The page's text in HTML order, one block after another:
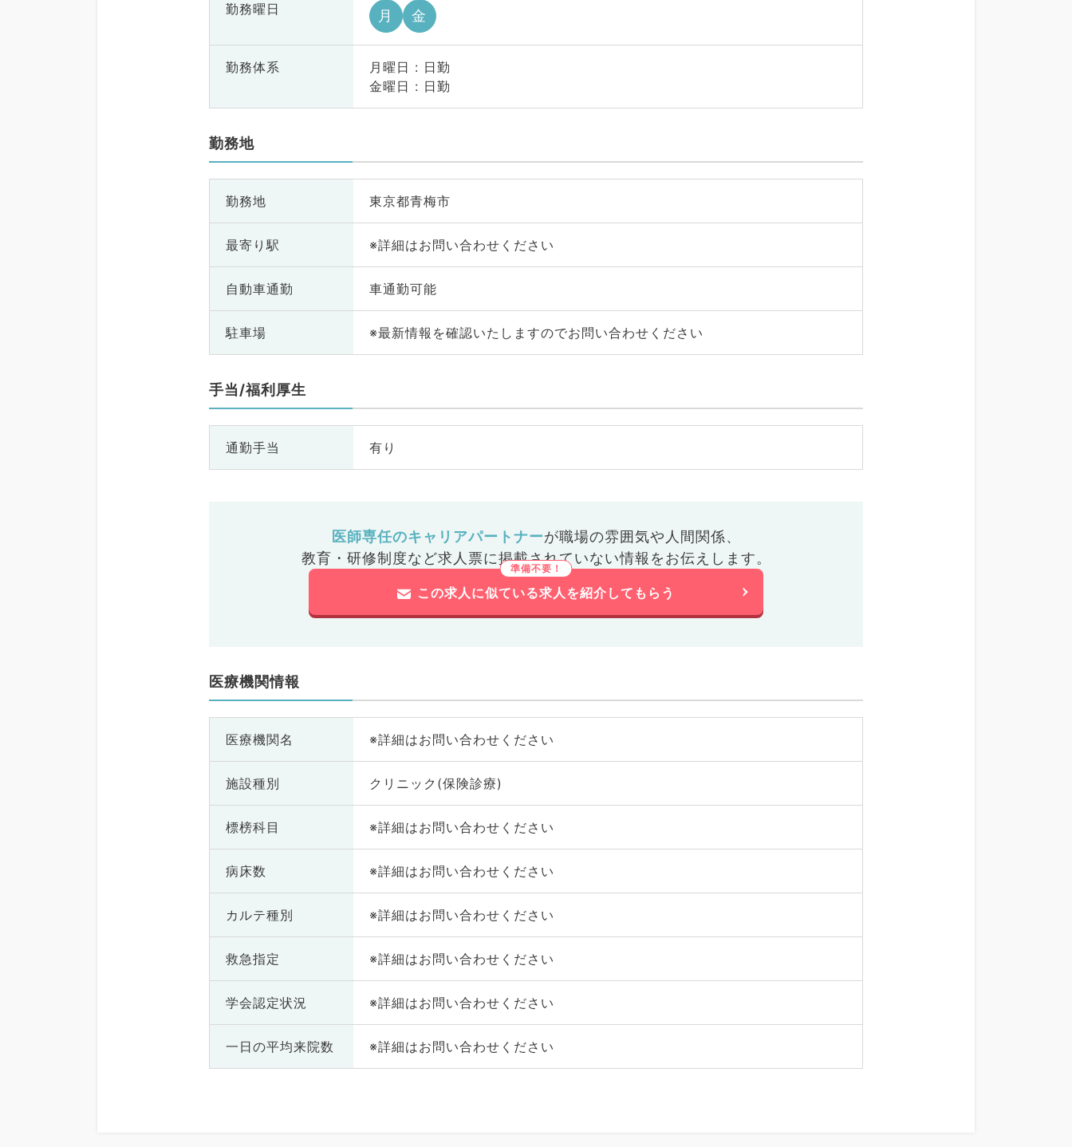
勤務曜日 月 金
勤務体系
月曜日 : 日勤
金曜日 : 日勤
勤務地
勤務地 東京都青梅市
最寄り駅 ※詳細はお問い合わせください
自動車通勤 車通勤可能
駐車場 ※最新情報を確認いたしますのでお問い合わせください
手当/福利厚生
通勤手当 有り
医師専任のキャリアパートナーが職場の雰囲気や人間関係、
教育・研修制度など求人票に掲載されていない情報をお伝えします。
この求人に似ている求人を紹介してもらう
医療機関情報
医療機関名 ※詳細はお問い合わせください
施設種別 クリニック(保険診療)
標榜科目 ※詳細はお問い合わせください
病床数 ※詳細はお問い合わせください
カルテ種別 ※詳細はお問い合わせください
救急指定 ※詳細はお問い合わせください
学会認定状況 ※詳細はお問い合わせください
一日の平均来院数 ※詳細はお問い合わせください